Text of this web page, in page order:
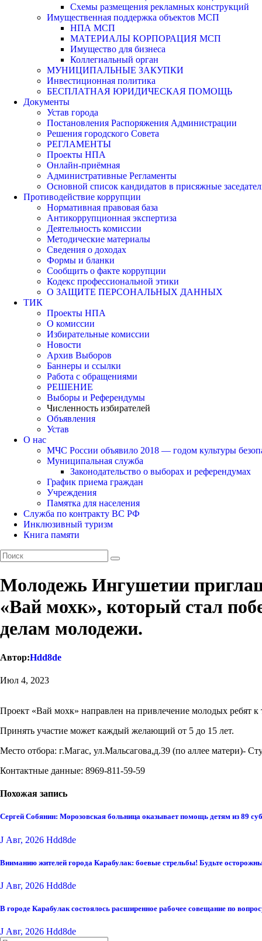
Схемы размещения рекламных конструкций
Имущественная поддержка объектов МСП
НПА МСП
МАТЕРИАЛЫ КОРПОРАЦИЯ МСП
Имущество для бизнеса
Коллегиальный орган
МУНИЦИПАЛЬНЫЕ ЗАКУПКИ
Инвестиционная политика
БЕСПЛАТНАЯ ЮРИДИЧЕСКАЯ ПОМОЩЬ
Документы
Устав города
Постановления Распоряжения Администрации
Решения городского Совета
РЕГЛАМЕНТЫ
Проекты НПА
Онлайн-приёмная
Административные Регламенты
Основной список кандидатов в присяжные
Противодействие коррупции
Нормативная правовая база
Антикоррупционная экспертиза
Деятельность комиссии
Методические материалы
Сведения о доходах
Формы и бланки
Сообщить о факте коррупции
Кодекс профессиональной этики
О ЗАЩИТЕ ПЕРСОНАЛЬНЫХ ДАННЫХ
ТИК
Проекты НПА
О комиссии
Избирательные комиссии
Новости
Архив Выборов
Баннеры и ссылки
Работа с обращениями
РЕШЕНИЕ
Выборы и Референдумы
Численность избирателей
Объявления
Устав
О нас
МЧС России объявило 2018 — годом культуры
Муниципальная служба
Законодательство о выборах и референдумах
График приема граждан
Учреждения
Памятка для населения
Служба по контракту ВС РФ
Инклюзивный туризм
Книга памяти
Молодежь Ингушетии
«Вай мохк», который стал
делам молодежи.
Автор:Hdd8de
Июл 4, 2023
Проект «Вай мохк» направлен на привлечение молодых ребят к
Принять участие может каждый желающий от 5 до 15 лет.
Место отбора: г.Магас, ул.Мальсагова,д.39 (по аллее матери)-
Контактные данные: 8969-811-59-59
Похожая запись
Сергей Собянин: Морозовская больница оказывает помощь детям из 89
J Авг, 2026 Hdd8de
Вниманию жителей города Карабулак: боевые стрельбы! Будьте
J Авг, 2026 Hdd8de
В городе Карабулак состоялось расширенное рабочее совещание по
J Авг, 2026 Hdd8de